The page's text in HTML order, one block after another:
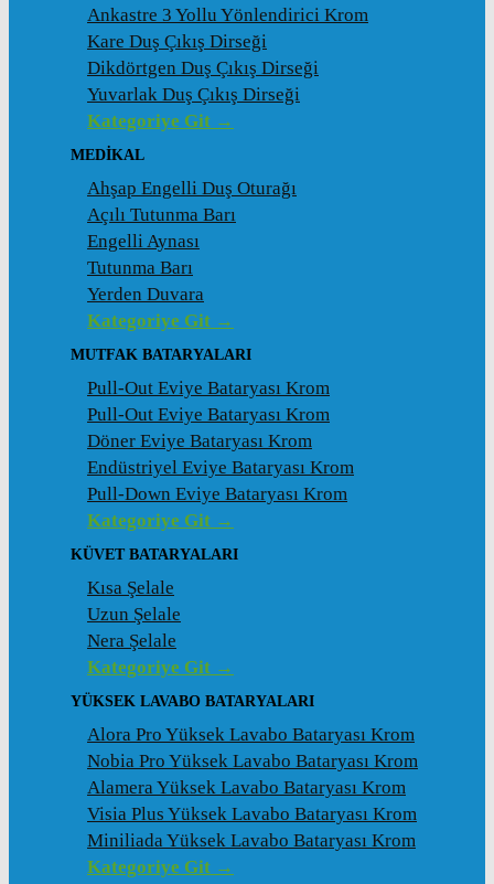
Ankastre 3 Yollu Yönlendirici Krom
Kare Duş Çıkış Dirseği
Dikdörtgen Duş Çıkış Dirseği
Yuvarlak Duş Çıkış Dirseği
Kategoriye Git →
MEDİKAL
Ahşap Engelli Duş Oturağı
Açılı Tutunma Barı
Engelli Aynası
Tutunma Barı
Yerden Duvara
Kategoriye Git →
MUTFAK BATARYALARI
Pull-Out Eviye Bataryası Krom
Pull-Out Eviye Bataryası Krom
Döner Eviye Bataryası Krom
Endüstriyel Eviye Bataryası Krom
Pull-Down Eviye Bataryası Krom
Kategoriye Git →
KÜVET BATARYALARI
Kısa Şelale
Uzun Şelale
Nera Şelale
Kategoriye Git →
YÜKSEK LAVABO BATARYALARI
Alora Pro Yüksek Lavabo Bataryası Krom
Nobia Pro Yüksek Lavabo Bataryası Krom
Alamera Yüksek Lavabo Bataryası Krom
Visia Plus Yüksek Lavabo Bataryası Krom
Miniliada Yüksek Lavabo Bataryası Krom
Kategoriye Git →